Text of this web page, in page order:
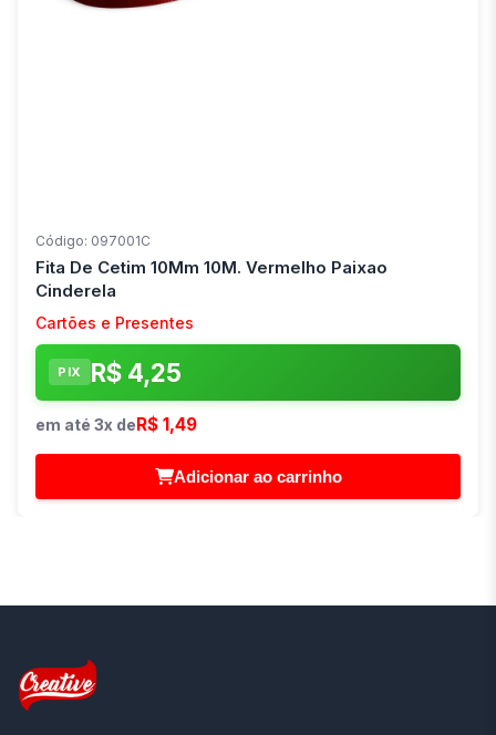
Código: 097001C
Fita De Cetim 10Mm 10M. Vermelho Paixao
Cinderela
Cartões e Presentes
PIX R$ 4,25
em até 3x deR$ 1,49
Adicionar ao carrinho